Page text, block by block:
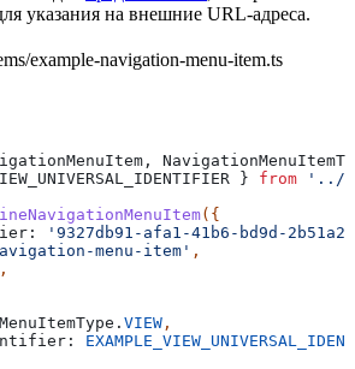
указания на внешние URL-адреса.
example-navigation-menu-item.ts
,
} from '../
({
'9327db91-afa1-41b6-bd9d-
menu-item' ,
,
. VIEW ,